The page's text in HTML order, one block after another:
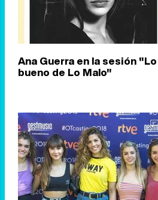
Ana Guerra en la sesión "Lo
bueno de Lo Malo"